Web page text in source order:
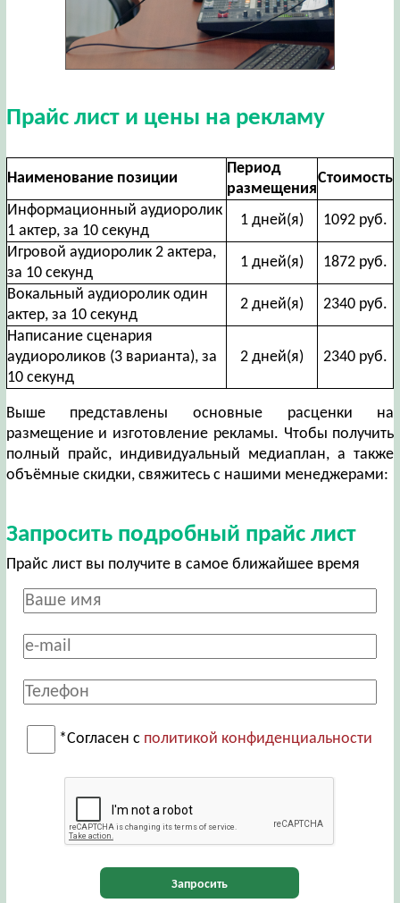
Прайс лист и цены на рекламу
Наименование позиции
Период
размещения
Стоимость
Информационный аудиоролик
1 актер, за 10 секунд
1 дней(я)
1092 руб.
Игровой аудиоролик 2 актера,
за 10 секунд
1 дней(я)
1872 руб.
Вокальный аудиоролик один
актер, за 10 секунд
2 дней(я)
2340 руб.
Написание сценария
аудиороликов (3 варианта), за
10 секунд
2 дней(я) 2340 руб.
Выше представлены основные расценки на
размещение и изготовление рекламы. Чтобы получить
полный прайс, индивидуальный медиаплан, а также
объёмные скидки, свяжитесь с нашими менеджерами:
Запросить подробный прайс лист
Прайс лист вы получите в самое ближайшее время
*Согласен с политикой конфиденциальности
Запросить